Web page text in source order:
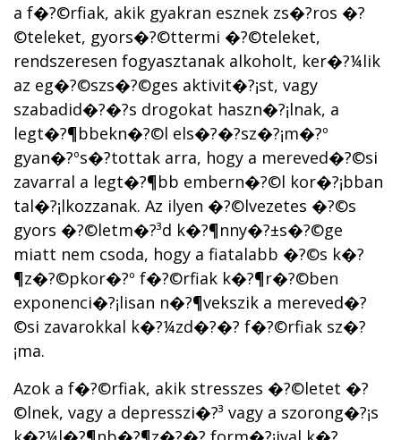
a f�?©rfiak, akik gyakran esznek zs�?­ros �?
©teleket, gyors�?©ttermi �?©teleket,
rendszeresen fogyasztanak alkoholt, ker�?¼lik
az eg�?©szs�?©ges aktivit�?¡st, vagy
szabadid�?�?s drogokat haszn�?¡lnak, a
legt�?¶bbekn�?©l els�?�?sz�?¡m�?º
gyan�?ºs�?­tottak arra, hogy a mereved�?©si
zavarral a legt�?¶bb embern�?©l kor�?¡bban
tal�?¡lkozzanak. Az ilyen �?©lvezetes �?©s
gyors �?©letm�?³d k�?¶nny�?±s�?©ge
miatt nem csoda, hogy a fiatalabb �?©s k�?
¶z�?©pkor�?º f�?©rfiak k�?¶r�?©ben
exponenci�?¡lisan n�?¶vekszik a mereved�?
©si zavarokkal k�?¼zd�?�? f�?©rfiak sz�?
¡ma.
Azok a f�?©rfiak, akik stresszes �?©letet �?
©lnek, vagy a depresszi�?³ vagy a szorong�?¡s